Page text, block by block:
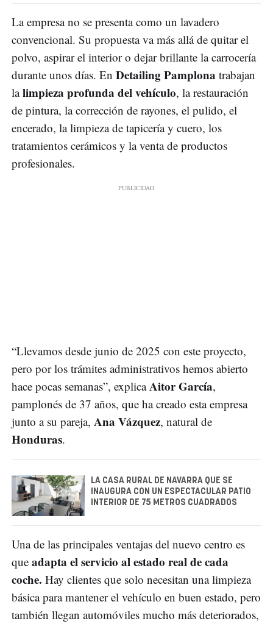
La empresa no se presenta como un lavadero
convencional. Su propuesta va más allá de quitar el
polvo, aspirar el interior o dejar brillante la carrocería
durante unos días. En Detailing Pamplona trabajan
lalimpieza profunda del vehículo, la restauración
de pintura, la corrección de rayones, el pulido, el
encerado, la limpieza de tapicería y cuero, los
tratamientos cerámicos y la venta de productos
profesionales.
“Llevamos desde junio de 2025 con este proyecto,
pero por los trámites administrativos hemos abierto
hace pocas semanas”, explicaAitor García,
pamplonés de 37 años, que ha creado esta empresa
junto a su pareja, Ana Vázquez, natural de
Honduras.
LA CASA RURAL DE NAVARRA QUE SE
INAUGURA CON UN ESPECTACULAR PATIO
INTERIOR DE 75 METROS CUADRADOS
Una de las principales ventajas del nuevo centro es
que adapta el servicio al estado real de cada
coche. Hay clientes que solo necesitan una limpieza
básica para mantener el vehículo en buen estado, pero
también llegan automóviles mucho más deteriorados,